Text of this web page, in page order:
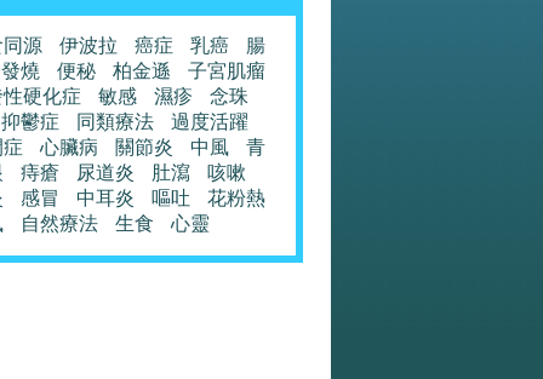
源 伊波拉 癌症 乳癌
腸
發燒
便秘 柏金遜
子宮肌瘤
硬化症
敏感 濕疹
念珠
抑鬱症
同類療法
過度活躍
心臟病 關節炎 中風
青
痔瘡 尿道炎 肚瀉
咳嗽
感冒 中耳炎 嘔吐
花粉熱
自然療法 生食 心靈